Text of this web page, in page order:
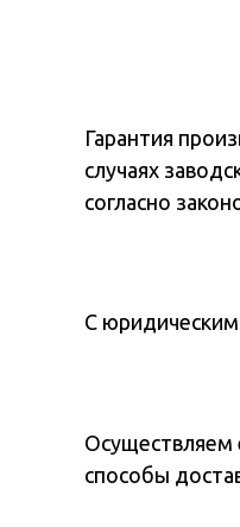
Гарантия
случаях
согласно
С
Осуществляем
способы